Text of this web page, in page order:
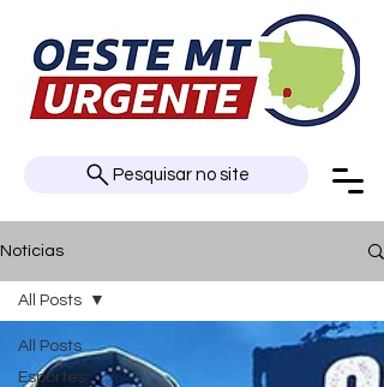
Pesquisar no site
Notícias
All Posts
Esportes
All Posts